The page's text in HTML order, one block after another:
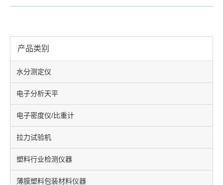
产品类别
水分测定仪
电子分析天平
电子密度仪/比重计
拉力试验机
塑料行业检测仪器
薄膜塑料包装材料仪器